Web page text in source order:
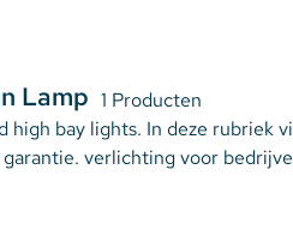
Lamp 1 Producten
high bay lights. In deze rubriek
verlichting voor